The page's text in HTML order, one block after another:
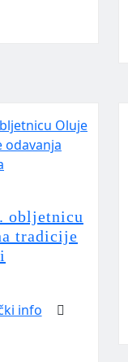
obljetnicu
tradicije
info